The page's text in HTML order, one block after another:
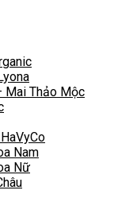
Mai Thảo Mộc
Nam
Nữ